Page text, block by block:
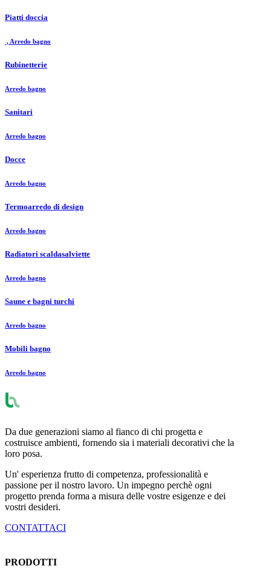
Piatti doccia
, Arredo bagno
Rubinetterie
Arredo bagno
Sanitari
Arredo bagno
Docce
Arredo bagno
Termoarredo di design
Arredo bagno
Radiatori scaldasalviette
Arredo bagno
Saune e bagni turchi
Arredo bagno
Mobili bagno
Arredo bagno
Da due generazioni siamo al fianco di chi progetta e
costruisce ambienti, fornendo sia i materiali decorativi che la
loro posa.
Un' esperienza frutto di competenza, professionalità e
passione per il nostro lavoro. Un impegno perchè ogni
progetto prenda forma a misura delle vostre esigenze e dei
vostri desideri.
CONTATTACI
PRODOTTI